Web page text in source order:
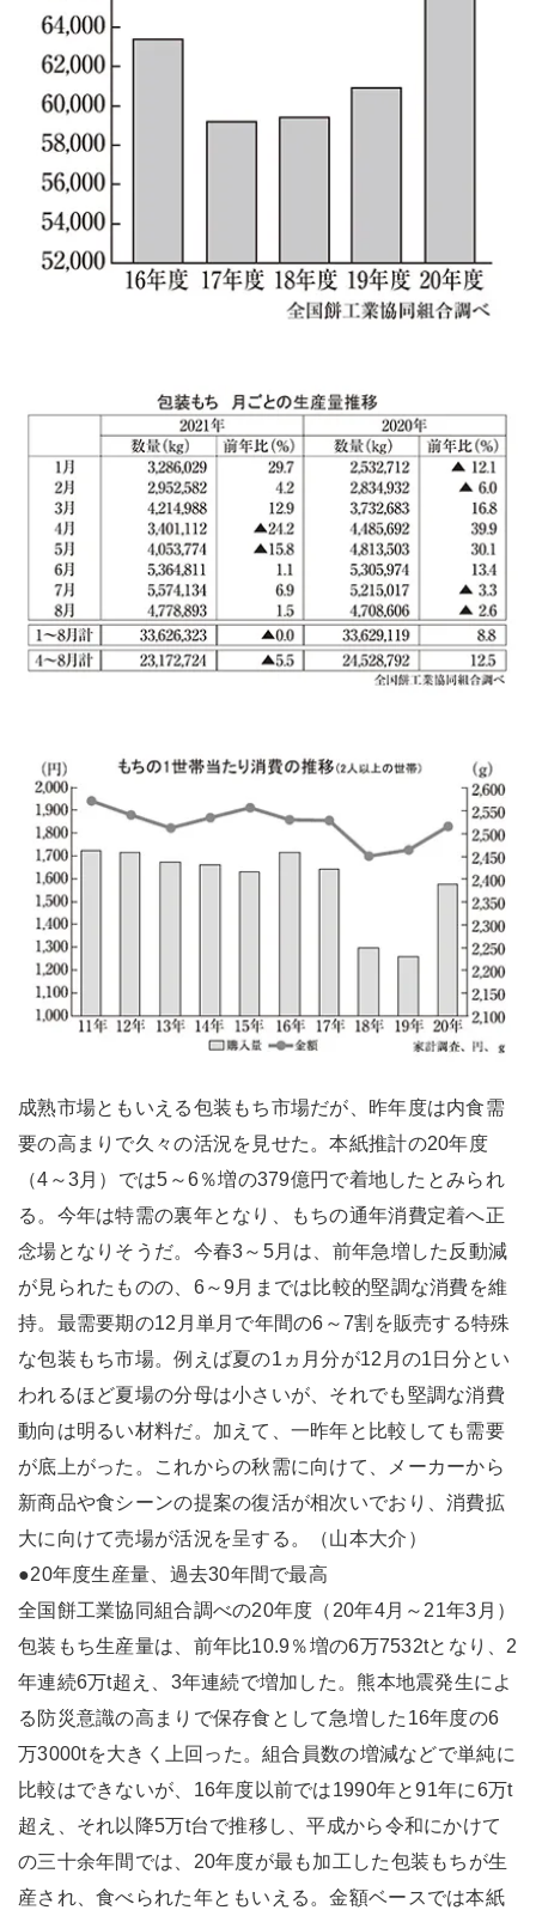
成熟市場ともいえる包装もち市場だが、昨年度は内食需
要の高まりで久々の活況を見せた。本紙推計の20年度
（4～3月）では5～6％増の379億円で着地したとみられ
る。今年は特需の裏年となり、もちの通年消費定着へ正
念場となりそうだ。今春3～5月は、前年急増した反動減
が見られたものの、6～9月までは比較的堅調な消費を維
持。最需要期の12月単月で年間の6～7割を販売する特殊
な包装もち市場。例えば夏の1ヵ月分が12月の1日分とい
われるほど夏場の分母は小さいが、それでも堅調な消費
動向は明るい材料だ。加えて、一昨年と比較しても需要
が底上がった。これからの秋需に向けて、メーカーから
新商品や食シーンの提案の復活が相次いでおり、消費拡
大に向けて売場が活況を呈する。（山本大介）
●20年度生産量、過去30年間で最高
全国餅工業協同組合調べの20年度（20年4月～21年3月）
包装もち生産量は、前年比10.9％増の6万7532tとなり、2
年連続6万t超え、3年連続で増加した。熊本地震発生によ
る防災意識の高まりで保存食として急増した16年度の6
万3000tを大きく上回った。組合員数の増減などで単純に
比較はできないが、16年度以前では1990年と91年に6万t
超え、それ以降5万t台で推移し、平成から令和にかけて
の三十余年間では、20年度が最も加工した包装もちが生
産され、食べられた年ともいえる。金額ベースでは本紙